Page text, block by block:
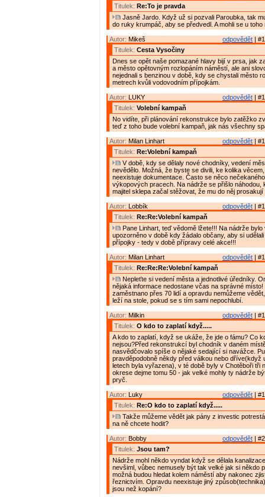
Titulek: Re:To je pravda
Jasně Jardo. Když už si pozvali Paroubka, tak
do ruky krumpáč, aby se předvedl. A mohli se u toho
odpovědět |
Autor: Mikeš
Titulek: Cesta Vysočiny
Dnes se opět naše pomazané hlavy bijí v prsa, jak
a město opětovným rozlopáním náměstí, ale ani
nejednali s benzinou v době, kdy se chystali město
metrech kvůli vodovodním přípojkám.
odpovědět |
Autor: LUKY
Titulek: Volební kampaň
No vidíte, při plánování rekonstrukce bylo zatěžko
teď z toho bude volební kampaň, jak nás všechny
odpovědět |
Autor: Milan Linhart
Titulek: Re:Volební kampaň
V době, kdy se dělaly nové chodníky, vedení
nevědělo. Možná, že byste se divili, ke kolika
neexistuje dokumentace. Často se něco
výkopových pracech. Na nádrže se přišlo náhodou,
majitel sklepa začal stěžovat, že mu do něj prosakují
odpovědět |
Autor: Lobbík
Titulek: Re:Re:Volební kampaň
Pane Linhart, teď vědomě lžete!!! Na nádrže bylo
upozorněno v době kdy žádalo občany, aby si
přípojky - tedy v době přípravy celé akce!!!
odpovědět |
Autor: Milan Linhart
Titulek: Re:Re:Re:Volební kampaň
Nepleťte si vedení města a jednotlivé úředníky.
nějaká informace nedostane včas na správné místo!
zaměstnano přes 70 lidí a opravdu nemůžeme
leží na stole, pokud se s tím sami nepochlubí.
odpovědět |
Autor: Milkin
Titulek: O kdo to zaplatí když.....
A kdo to zaplatí, když se ukáže, že jde o fámu? Co
nejsou?Před rekonstrukcí byl chodník v daném
nasvědčovalo spíše o nějaké sedající si navážce.
pravděpodobně někdy před válkou nebo dříve(když
letech byla vyřazena), v té době byly v Chotěboři tři
okrese dejme tomu 50 - jak velké mohly ty nádrže
pryč.
odpovědět |
Autor: Luky
Titulek: Re:O kdo to zaplatí když.....
Takže můžeme vědět jak pány z investic
na ně chcete hodit?
odpovědět |
Autor: Bobby
Titulek: Jsou tam?
Nádrže mohl někdo vyndat když se dělala
nevšiml, vůbec nemusely být tak velké jak si někdo
možná budou hledat kolem náměstí aby nakonec
řeznictvím. Opravdu neexistuje jiný
jsou než kopání?